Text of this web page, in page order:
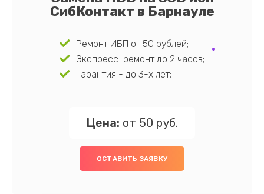
СибКонтакт в Барнауле
Ремонт ИБП от 50 рублей;
Экспресс-ремонт до 2 часов;
Гарантия - до 3-х лет;
Цена: от 50 руб.
ОСТАВИТЬ ЗАЯВКУ